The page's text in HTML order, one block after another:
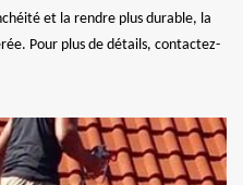
et la rendre plus durable, la
Pour plus de détails, contactez-